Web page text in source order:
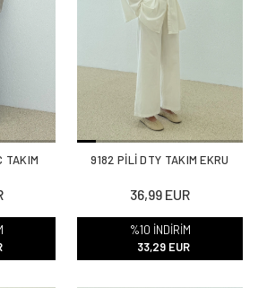
TAKIM 9182 PİLİ DTY TAKIM EKRU
36,99 EUR
%10 İNDİRİM
33,29 EUR